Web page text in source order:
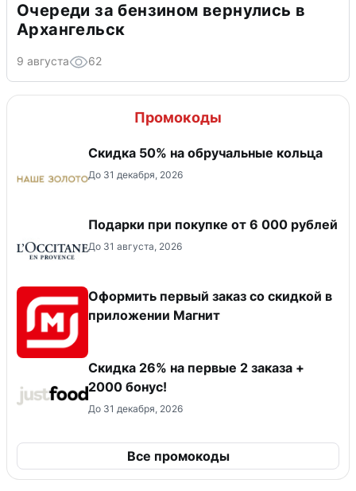
Очереди за бензином вернулись в
Архангельск
9 августа 62
Промокоды
Скидка 50% на обручальные кольца
До 31 декабря, 2026
Подарки при покупке от 6 000 рублей
До 31 августа, 2026
Оформить первый заказ со скидкой в
приложении Магнит
Скидка 26% на первые 2 заказа +
2000 бонус!
До 31 декабря, 2026
Все промокоды